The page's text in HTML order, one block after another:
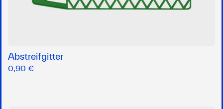
Abstreifgitter
0,90 €